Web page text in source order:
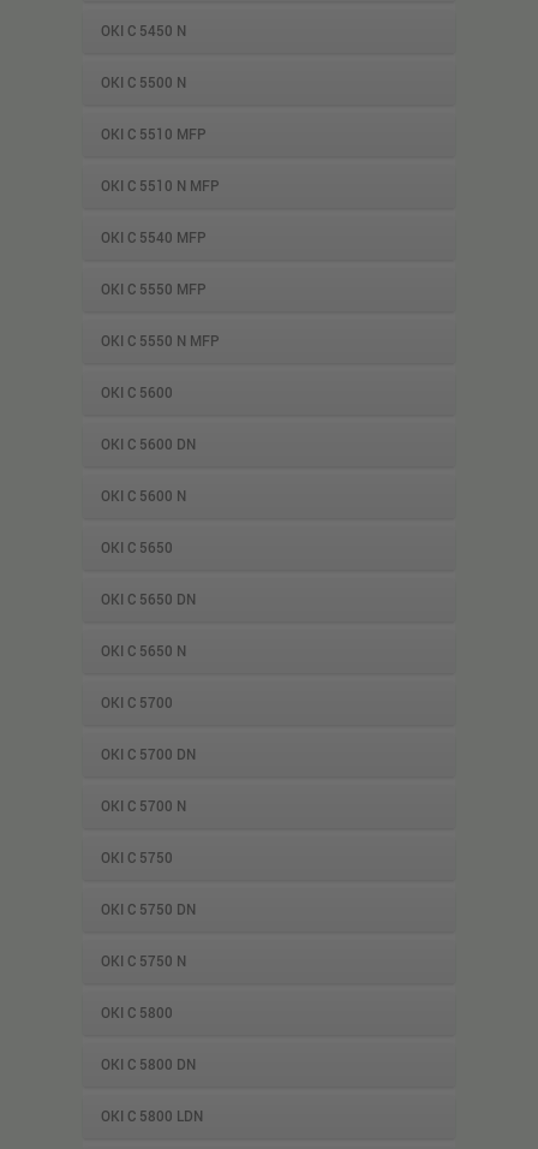
OKI C 5450 N
OKI C 5500 N
OKI C 5510 MFP
OKI C 5510 N MFP
OKI C 5540 MFP
OKI C 5550 MFP
OKI C 5550 N MFP
OKI C 5600
OKI C 5600 DN
OKI C 5600 N
OKI C 5650
OKI C 5650 DN
OKI C 5650 N
OKI C 5700
OKI C 5700 DN
OKI C 5700 N
OKI C 5750
OKI C 5750 DN
OKI C 5750 N
OKI C 5800
OKI C 5800 DN
OKI C 5800 LDN